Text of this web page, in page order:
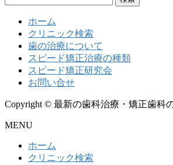
ホーム
クリニック検索
歯の治療について
スピード矯正治療の種類
スピード矯正研究会
お問い合せ
Copyright © 最新の歯科治療・矯正歯科
MENU
ホーム
クリニック検索